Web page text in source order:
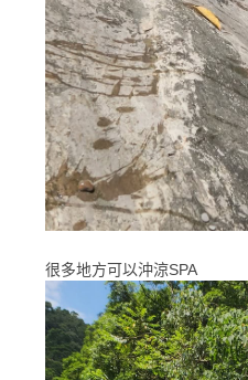
很多地方可以沖涼SPA